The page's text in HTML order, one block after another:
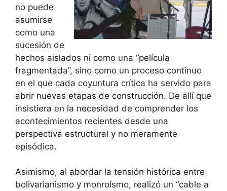
no puede
asumirse
como una
sucesión de
hechos aislados ni como una “película
fragmentada”, sino como un proceso continuo
en el que cada coyuntura crítica ha servido para
abrir nuevas etapas de construcción. De allí que
insistiera en la necesidad de comprender los
acontecimientos recientes desde una
perspectiva estructural y no meramente
episódica.
Asimismo, al abordar la tensión histórica entre
bolivarianismo y monroísmo, realizó un “cable a